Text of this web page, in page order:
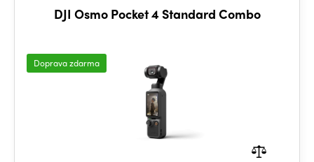
DJI Osmo Pocket 4 Standard Combo
Doprava zdarma